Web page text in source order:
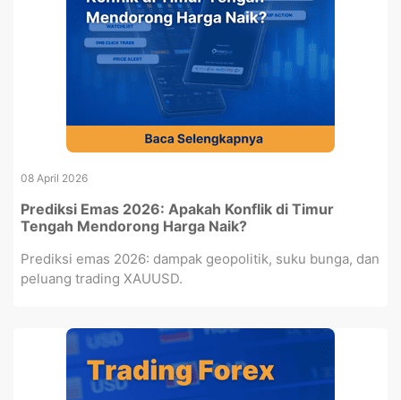
08 April 2026
Prediksi Emas 2026: Apakah Konflik di Timur
Tengah Mendorong Harga Naik?
Prediksi emas 2026: dampak geopolitik, suku bunga, dan
peluang trading XAUUSD.